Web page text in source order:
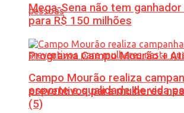
Programa Campo Mourão +
esporte e qualidade de vida
Mega-Sena não tem
para R$ 150 milhões
Campo Mourão realiza
preventivos para mulheres
(5)